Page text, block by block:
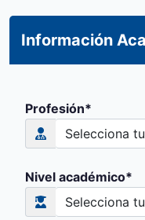
Información
Profesión*
Nivel académico*